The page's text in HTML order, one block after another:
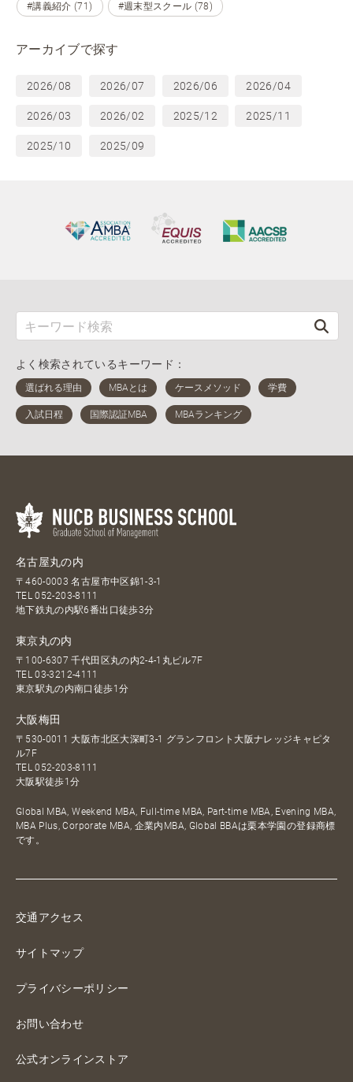
#講義紹介 (71) #週末型スクール (78)
アーカイブで探す
2026/08 2026/07 2026/06 2026/04
2026/03 2026/02 2025/12 2025/11
2025/10 2025/09
よく検索されているキーワード：
名古屋丸の内
〒460-0003 名古屋市中区錦1-3-1
TEL052-203-8111
地下鉄丸の内駅6番出口徒歩3分
東京丸の内
〒100-6307 千代田区丸の内2-4-1丸ビル7F
TEL03-3212-4111
東京駅丸の内南口徒歩1分
大阪梅田
〒530-0011 大阪市北区大深町3-1 グランフロント大阪ナレッジキャピタ
ル7F
TEL052-203-8111
大阪駅徒歩1分
Global MBA, Weekend MBA, Full-time MBA, Part-time MBA, Evening MBA,
MBA Plus, Corporate MBA, 企業内MBA, Global BBAは栗本学園の登録商標
です。
交通アクセス
サイトマップ
プライバシーポリシー
お問い合わせ
公式オンラインストア